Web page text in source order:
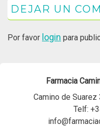
DEJAR UN
Por favor login para
Farmacia
Camino de Suarez
Telf: